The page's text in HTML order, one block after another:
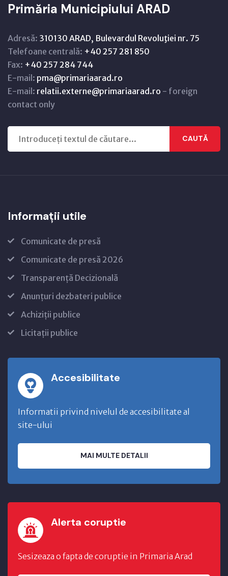
Primăria Municipiului ARAD
Adresă: 310130 ARAD, Bulevardul Revoluţiei nr. 75
Telefoane centrală: +40 257 281 850
Fax: +40 257 284 744
E-mail: pma@primariaarad.ro
E-mail: relatii.externe@primariaarad.ro - foreign
contact only
CAUTĂ
Informații utile
Comunicate de presă
Comunicate de presă 2026
Transparență Decizională
Anunțuri dezbateri publice
Achiziții publice
Licitații publice
Accesibilitate
Informatii privind nivelul de accesibilitate al
site-ului
MAI MULTE DETALII
Alerta coruptie
Sesizeaza o fapta de coruptie in Primaria Arad